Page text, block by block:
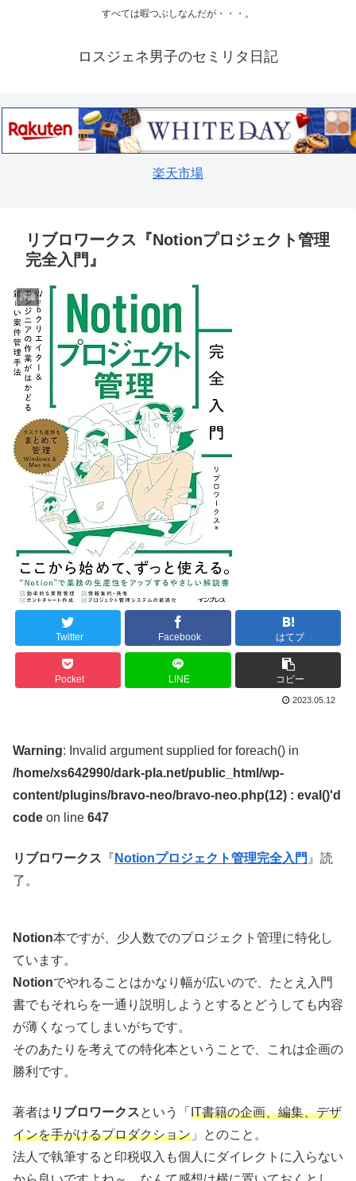
すべては暇つぶしなんだが・・・。
ロスジェネ男子のセミリタ日記
楽天市場
リブロワークス『Notionプロジェクト管理
完全入門』
評論
Twitter Facebook はてブ
Pocket LINE コピー
2023.05.12
Warning: Invalid argument supplied for foreach() in
/home/xs642990/dark-pla.net/public_html/wp-
content/plugins/bravo-neo/bravo-neo.php(12) : eval()'d
code on line 647
リブロワークス 『 Notionプロジェクト管理完全入門 』読
了。
Notion本ですが、少人数でのプロジェクト管理に特化し
ています。
Notionでやれることはかなり幅が広いので、たとえ入門
書でもそれらを一通り説明しようとするとどうしても内容
が薄くなってしまいがちです。
そのあたりを考えての特化本ということで、これは企画の
勝利です。
著者は リブロワークスという「 IT書籍の企画、編集、デザ
インを手がけるプロダクション 」とのこと。
法人で執筆すると印税収入も個人にダイレクトに入らない